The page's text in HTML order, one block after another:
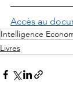
Accès au
Intelligence
Livres